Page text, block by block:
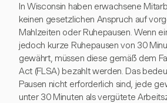
In Wisconsin haben erwachsene
keinen gesetzlichen Anspruch auf
Mahlzeiten oder Ruhepausen. Wenn
jedoch kurze Ruhepausen von 30
gewährt, müssen diese gemäß dem
Act (FLSA) bezahlt werden. Das
Pausen nicht erforderlich sind, jede
unter 30 Minuten als vergütete